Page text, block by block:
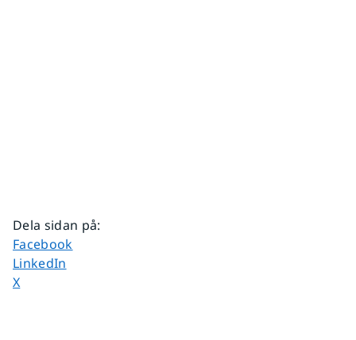
Dela sidan på:
Dela sidan på
Facebook
Dela sidan på
LinkedIn
Dela sidan på
X